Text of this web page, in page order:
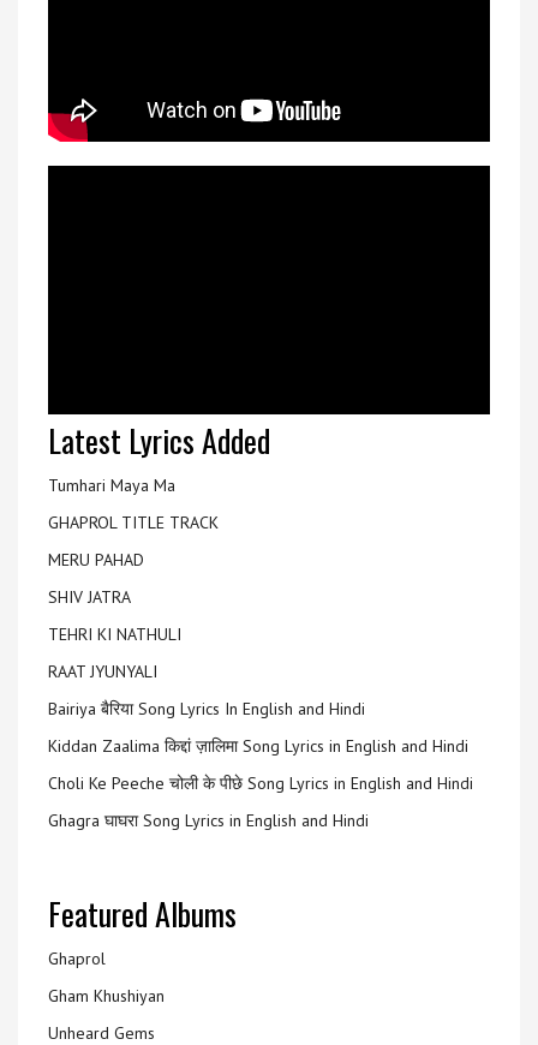
Latest Lyrics Added
Tumhari Maya Ma
GHAPROL TITLE TRACK
MERU PAHAD
SHIV JATRA
TEHRI KI NATHULI
RAAT JYUNYALI
Bairiya बैरिया Song Lyrics In English and Hindi
Kiddan Zaalima किद्दां ज़ालिमा Song Lyrics in English and Hindi
Choli Ke Peeche चोली के पीछे Song Lyrics in English and Hindi
Ghagra घाघरा Song Lyrics in English and Hindi
Featured Albums
Ghaprol
Gham Khushiyan
Unheard Gems